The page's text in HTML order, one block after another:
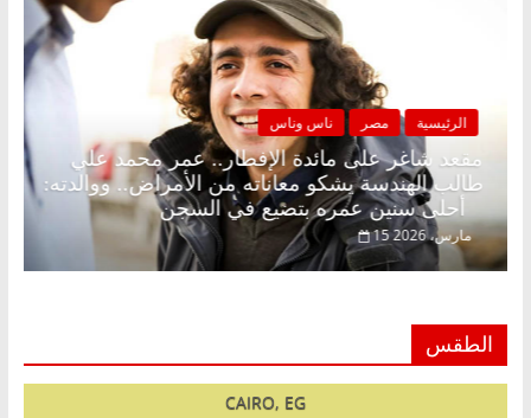
الرئيسية مصر ناس وناس
مقعد شاغر على مائدة الإفطار.. عمر محمد علي
طالب الهندسة يشكو معاناته من الأمراض..
أحلى سنين عمره بتضيع في السجن
15 مارس، 2026
د.
الطقس
CAIRO, EG